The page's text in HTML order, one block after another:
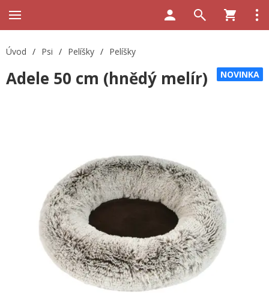
Úvod / Psi / Pelíšky / Pelíšky
NOVINKA
Adele 50 cm (hnědý melír)